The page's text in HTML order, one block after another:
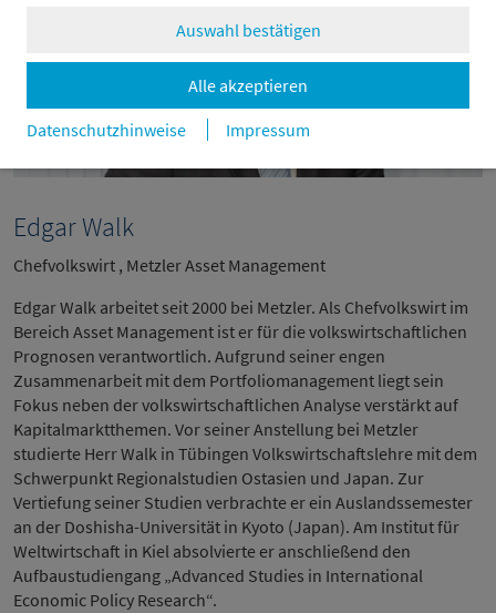
Auswahl bestätigen
Alle akzeptieren
Datenschutzhinweise
Impressum
Edgar Walk
Chefvolkswirt , Metzler Asset Management
Edgar Walk arbeitet seit 2000 bei Metzler. Als Chefvolkswirt im
Bereich Asset Management ist er für die volkswirtschaftlichen
Prognosen verantwortlich. Aufgrund seiner engen
Zusammenarbeit mit dem Portfoliomanagement liegt sein
Fokus neben der volkswirtschaftlichen Analyse verstärkt auf
Kapitalmarktthemen. Vor seiner Anstellung bei Metzler
studierte Herr Walk in Tübingen Volkswirtschaftslehre mit dem
Schwerpunkt Regionalstudien Ostasien und Japan. Zur
Vertiefung seiner Studien verbrachte er ein Auslandssemester
an der Doshisha-Universität in Kyoto (Japan). Am Institut für
Weltwirtschaft in Kiel absolvierte er anschließend den
Aufbaustudiengang „Advanced Studies in International
Economic Policy Research“.